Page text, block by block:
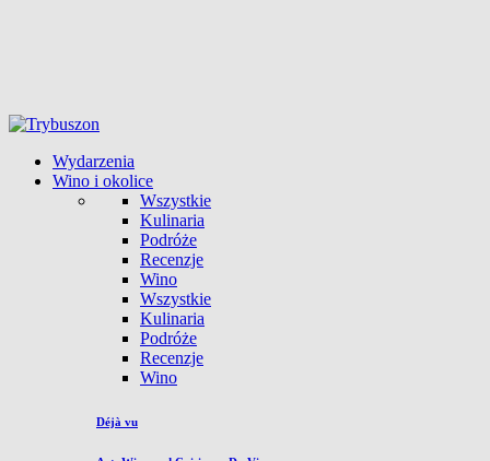
Wydarzenia
Wino i okolice
Wszystkie
Kulinaria
Podróże
Recenzje
Wino
Wszystkie
Kulinaria
Podróże
Recenzje
Wino
Déjà vu